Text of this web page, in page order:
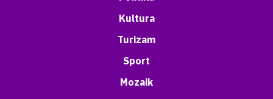
Kultura
Turizam
Sport
Mozaik